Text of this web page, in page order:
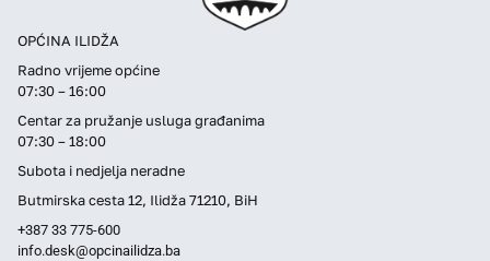
OPĆINA ILIDŽA
Radno vrijeme općine
07:30 – 16:00
Centar za pružanje usluga građanima
07:30 – 18:00
Subota i nedjelja neradne
Butmirska cesta 12, Ilidža 71210, BiH
+387 33 775-600
info.desk@opcinailidza.ba